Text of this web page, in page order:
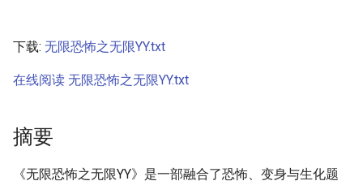
搜
索
其他信息
正文
下载: 无限恐怖之无限YY.txt
在线阅读 无限恐怖之无限YY.txt
摘要
《无限恐怖之无限YY》是一部融合了恐怖、变身与生化题